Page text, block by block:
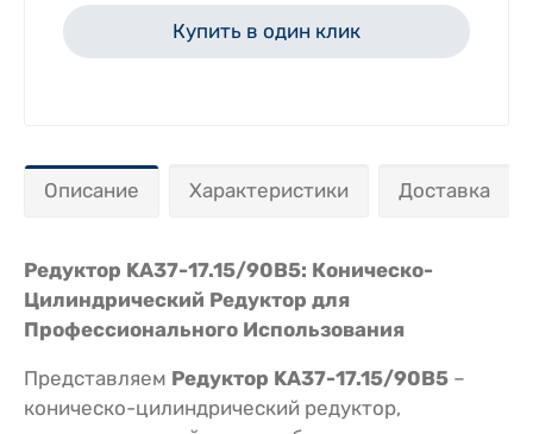
Купить в один клик
Описание Характеристики Доставка
Редуктор KA37-17.15/90В5: Коническо-
Цилиндрический Редуктор для
Профессионального Использования
Представляем Редуктор KA37-17.15/90В5 –
коническо-цилиндрический редуктор,